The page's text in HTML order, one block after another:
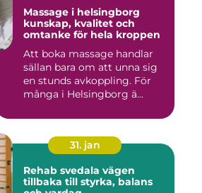
Massage i helsingborg
kunskap, kvalitet och
omtanke för hela kroppen
Att boka massage handlar
sällan bara om att unna sig
en stunds avkoppling. För
många i Helsingborg ä...
31. jan
Rehab svedala vägen
tillbaka till styrka, balans